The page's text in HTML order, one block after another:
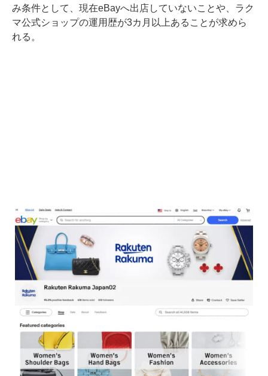
み条件として、現在eBayへ出店していないことや、ラク
マ公式ショップの運用歴が3カ月以上あることが求めら
れる。